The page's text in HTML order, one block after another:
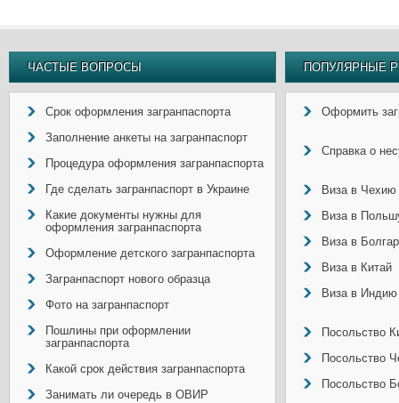
ЧАСТЫЕ ВОПРОСЫ
Срок оформления загранпаспорта
Заполнение анкеты на загранпаспорт
Процедура оформления загранпаспорта
Где сделать загранпаспорт в Украине
Какие документы нужны для
оформления загранпаспорта
Оформление детского загранпаспорта
Загранпаспорт нового образца
Фото на загранпаспорт
Пошлины при оформлении
загранпаспорта
Какой срок действия загранпаспорта
Занимать ли очередь в ОВИР
ПОПУЛЯРНЫЕ
Оформить
Справка о
Виза в Чехию
Виза в
Виза в
Виза в Китай
Виза в Индию
Посольство
Посольство
Посольство